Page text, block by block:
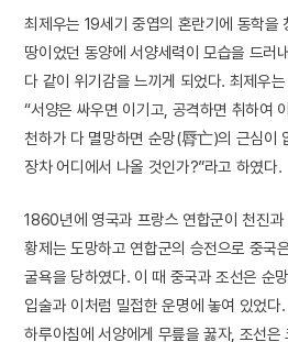
최제우는 19세기 중엽의 혼란기에 동학을
땅이었던 동양에 서양세력이 모습을 드러
다 같이 위기감을 느끼게 되었다. 최제우
“서양은 싸우면 이기고, 공격하면 취하여
천하가 다 멸망하면 순망(脣亡)의 근심이
장차 어디에서 나올 것인가?”라고 하였다.
1860년에 영국과 프랑스 연합군이 천진
황제는 도망하고 연합군의 승전으로 중국
굴욕을 당하였다. 이 때 중국과 조선은 순
입술과 이처럼 밀접한 운명에 놓여 있었다
하루아침에 서양에게 무릎을 꿇자, 조선은